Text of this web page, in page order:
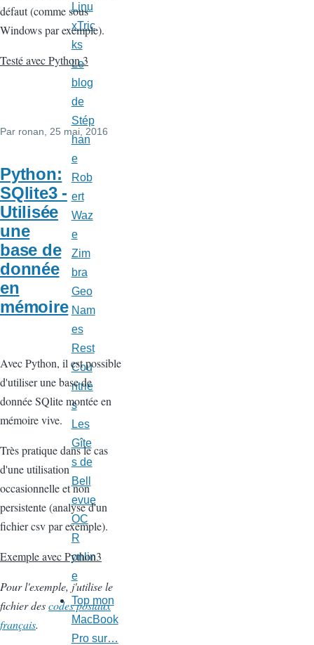
défaut (comme sous
Windows par exemple).
Testé avec Python 3
Par ronan , 25 mai, 2016
Python:
SQlite3 -
Utilisée
une
base de
donnée
en
mémoire
Avec Python, il est possible
d'utiliser une base de
donnée SQlite montée en
mémoire vive.
Très pratique dans le cas
d'une utilisation
occasionnelle et non
persistente (analyse d'un
fichier csv par exemple).
Exemple avec Python3
Pour l'exemple, j'utilise le
fichier descodes postaux
français.
Linu
xTric
ks
Le
blog
de
Stép
han
e
Rob
ert
Waz
e
Zim
bra
Geo
Nam
es
Rest
Cou
ntrie
s
Les
Gîte
s de
Bell
evue
OC
R
onlin
e
Top mon
MacBook
Pro sur…